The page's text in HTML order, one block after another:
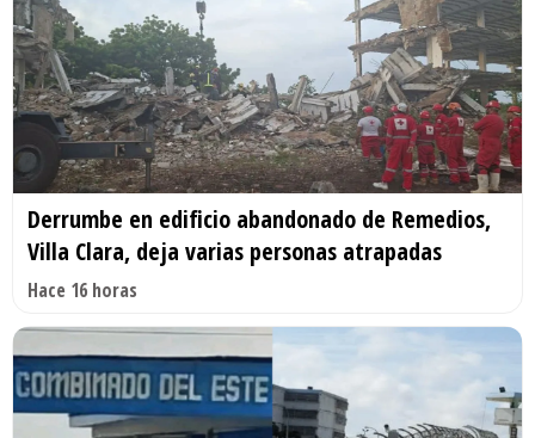
Derrumbe en edificio abandonado de Remedios,
Villa Clara, deja varias personas atrapadas
Hace 16 horas